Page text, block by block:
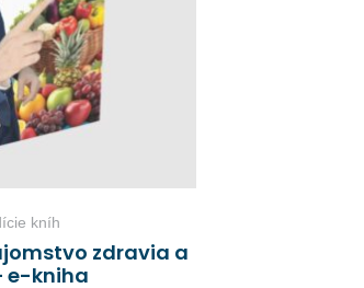
kníh
zdravia a
e-kniha